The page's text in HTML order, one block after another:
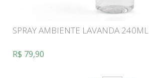
SPRAY AMBIENTE LAVANDA 240ML
R$ 79,90